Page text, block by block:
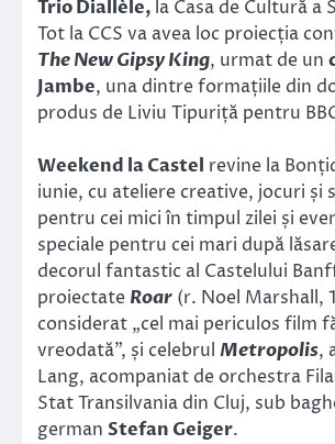
Trio Diallèle, la Casa de Cultură a
Tot la CCS va avea loc proiecția
The New Gipsy King, urmat de un
Jambe, una dintre formațiile din
produs de Liviu Tipuriță pentru
Weekend la Castel revine la
iunie, cu ateliere creative, jocuri și
pentru cei mici în timpul zilei și
speciale pentru cei mari după
decorul fantastic al Castelului
proiectate Roar (r. Noel Marshall,
considerat „cel mai periculos film
vreodată”, și celebrul Metropolis,
Lang, acompaniat de orchestra
Stat Transilvania din Cluj, sub
german Stefan Geiger.